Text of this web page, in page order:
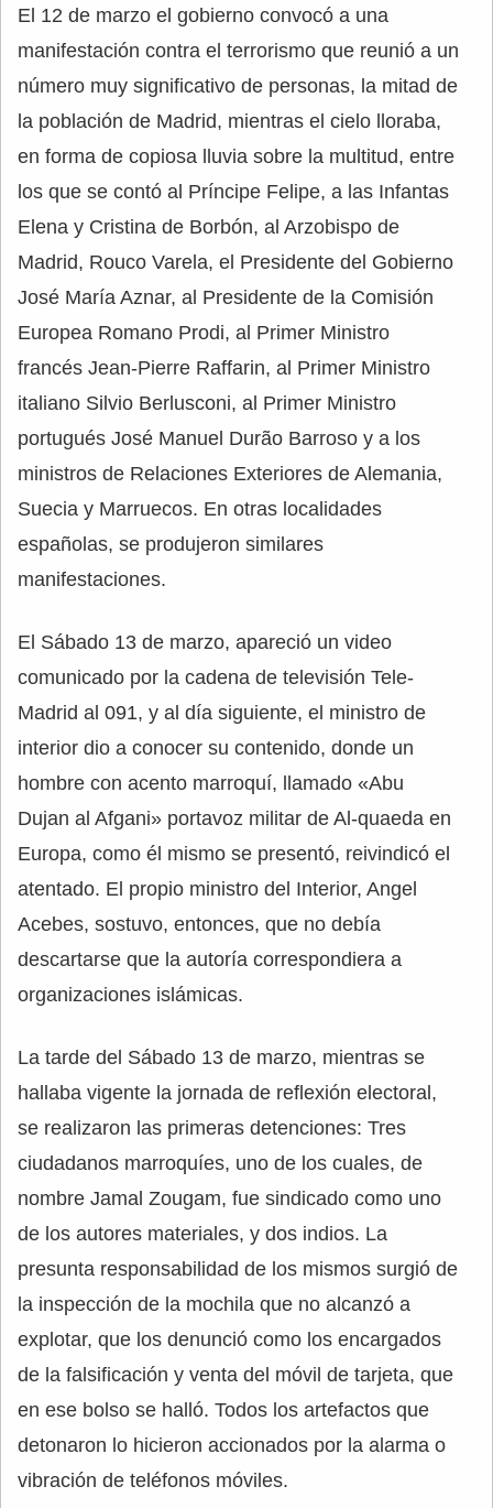
El 12 de marzo el gobierno convocó a una
manifestación contra el terrorismo que reunió a un
número muy significativo de personas, la mitad de
la población de Madrid, mientras el cielo lloraba,
en forma de copiosa lluvia sobre la multitud, entre
los que se contó al Príncipe Felipe, a las Infantas
Elena y Cristina de Borbón, al Arzobispo de
Madrid, Rouco Varela, el Presidente del Gobierno
José María Aznar, al Presidente de la Comisión
Europea Romano Prodi, al Primer Ministro
francés Jean-Pierre Raffarin, al Primer Ministro
italiano Silvio Berlusconi, al Primer Ministro
portugués José Manuel Durão Barroso y a los
ministros de Relaciones Exteriores de Alemania,
Suecia y Marruecos. En otras localidades
españolas, se produjeron similares
manifestaciones.
El Sábado 13 de marzo, apareció un video
comunicado por la cadena de televisión Tele-
Madrid al 091, y al día siguiente, el ministro de
interior dio a conocer su contenido, donde un
hombre con acento marroquí, llamado «Abu
Dujan al Afgani» portavoz militar de Al-quaeda en
Europa, como él mismo se presentó, reivindicó el
atentado. El propio ministro del Interior, Angel
Acebes, sostuvo, entonces, que no debía
descartarse que la autoría correspondiera a
organizaciones islámicas.
La tarde del Sábado 13 de marzo, mientras se
hallaba vigente la jornada de reflexión electoral,
se realizaron las primeras detenciones: Tres
ciudadanos marroquíes, uno de los cuales, de
nombre Jamal Zougam, fue sindicado como uno
de los autores materiales, y dos indios. La
presunta responsabilidad de los mismos surgió de
la inspección de la mochila que no alcanzó a
explotar, que los denunció como los encargados
de la falsificación y venta del móvil de tarjeta, que
en ese bolso se halló. Todos los artefactos que
detonaron lo hicieron accionados por la alarma o
vibración de teléfonos móviles.